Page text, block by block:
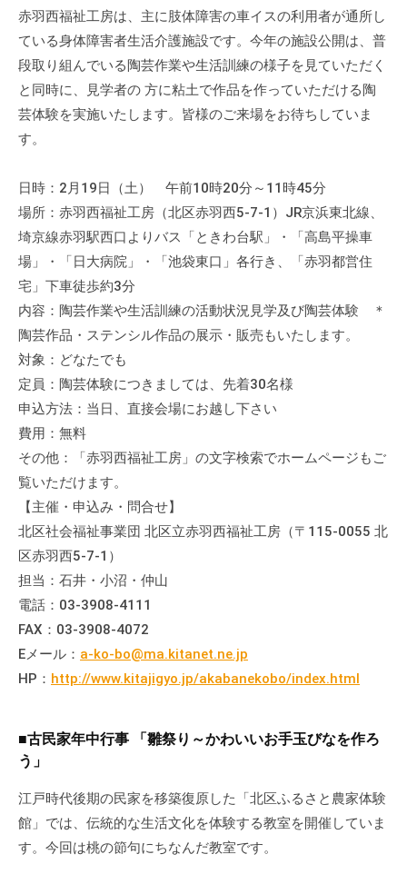
る
総
合
的
な
情
交
流
で
す
。
様
々
な
催
し
・
講
座
の
、
会
場
や
機
貸
出
な
ど
の
赤羽西福祉工房は、主に肢体障害の車イスの利用者が通所し
ている身体障害者生活介護施設です。今年の施設公開は、普
段取り組んでいる陶芸作業や生活訓練の様子を見ていただく
と同時に、見学者の 方に粘土で作品を作っていただける陶
芸体験を実施いたします。皆様のご来場をお待ちしていま
す。
日時：2月19日（土） 午前10時20分～11時45分
場所：赤羽西福祉工房（北区赤羽西5-7-1）JR京浜東北線、
埼京線赤羽駅西口よりバス「ときわ台駅」・「高島平操車
場」・「日大病院」・「池袋東口」各行き、「赤羽都営住
宅」下車徒歩約3分
内容：陶芸作業や生活訓練の活動状況見学及び陶芸体験 ＊
陶芸作品・ステンシル作品の展示・販売もいたします。
対象：どなたでも
定員：陶芸体験につきましては、先着30名様
申込方法：当日、直接会場にお越し下さい
費用：無料
その他：「赤羽西福祉工房」の文字検索でホームページもご
覧いただけます。
【主催・申込み・問合せ】
北区社会福祉事業団 北区立赤羽西福祉工房（〒115-0055 北
区赤羽西5-7-1）
担当：石井・小沼・仲山
電話：03-3908-4111
FAX：03-3908-4072
Eメール： a-ko-bo@ma.kitanet.ne.jp
HP： http://www.kitajigyo.jp/akabanekobo/index.html
■古民家年中行事 「雛祭り～かわいいお手玉びなを作ろ
う」
江戸時代後期の民家を移築復原した「北区ふるさと農家体験
館」では、伝統的な生活文化を体験する教室を開催していま
す。今回は桃の節句にちなんだ教室です。